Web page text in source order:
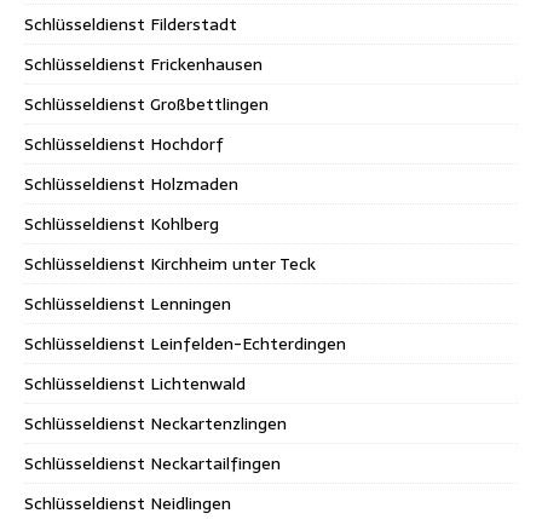
Schlüsseldienst Filderstadt
Schlüsseldienst Frickenhausen
Schlüsseldienst Großbettlingen
Schlüsseldienst Hochdorf
Schlüsseldienst Holzmaden
Schlüsseldienst Kohlberg
Schlüsseldienst Kirchheim unter Teck
Schlüsseldienst Lenningen
Schlüsseldienst Leinfelden-Echterdingen
Schlüsseldienst Lichtenwald
Schlüsseldienst Neckartenzlingen
Schlüsseldienst Neckartailfingen
Schlüsseldienst Neidlingen